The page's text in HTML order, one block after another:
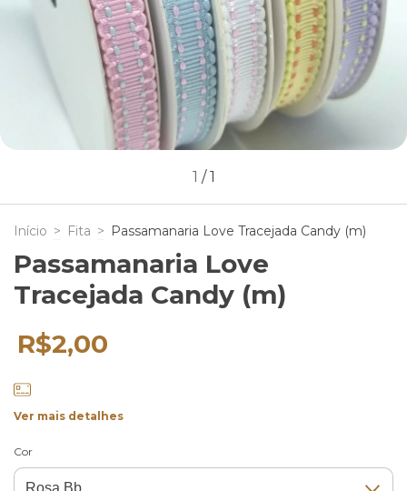
1 /1
Início > Fita > Passamanaria Love Tracejada Candy (m)
Passamanaria Love
Tracejada Candy (m)
R$2,00
Ver mais detalhes
Cor